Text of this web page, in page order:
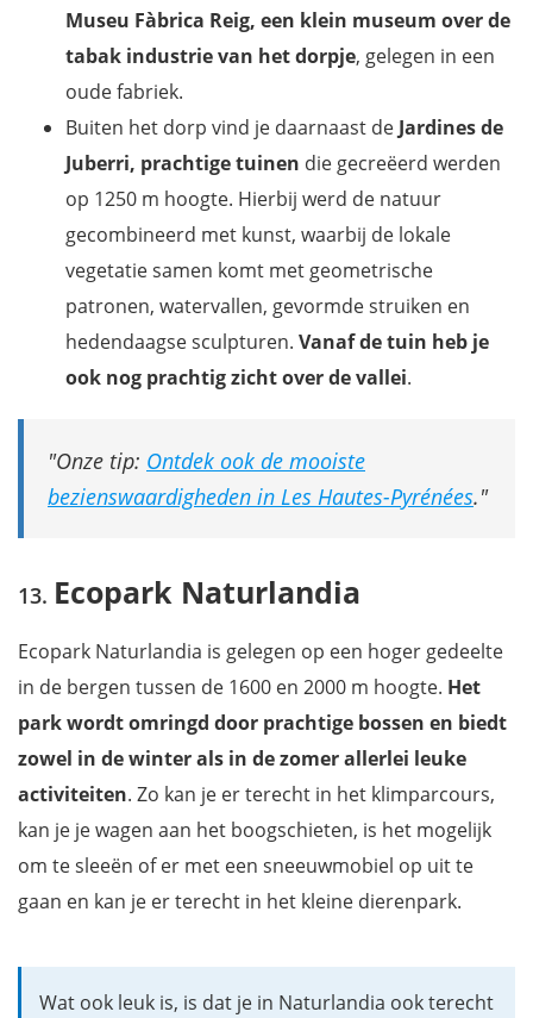
Museu Fàbrica Reig, een klein museum over de
tabak industrie van het dorpje, gelegen in een
oude fabriek.
Buiten het dorp vind je daarnaast deJardines de
Juberri, prachtige tuinen die gecreëerd werden
op 1250 m hoogte. Hierbij werd de natuur
gecombineerd met kunst, waarbij de lokale
vegetatie samen komt met geometrische
patronen, watervallen, gevormde struiken en
hedendaagse sculpturen. Vanaf de tuin heb je
ook nog prachtig zicht over de vallei.
Onze tip: Ontdek ook de mooiste
bezienswaardigheden in Les Hautes-Pyrénées.
Ecopark Naturlandia
Ecopark Naturlandia is gelegen op een hoger gedeelte
in de bergen tussen de 1600 en 2000 m hoogte. Het
park wordt omringd door prachtige bossen en biedt
zowel in de winter als in de zomer allerlei leuke
activiteiten. Zo kan je er terecht in het klimparcours,
kan je je wagen aan het boogschieten, is het mogelijk
om te sleeën of er met een sneeuwmobiel op uit te
gaan en kan je er terecht in het kleine dierenpark.
Wat ook leuk is, is dat je in Naturlandia ook terecht